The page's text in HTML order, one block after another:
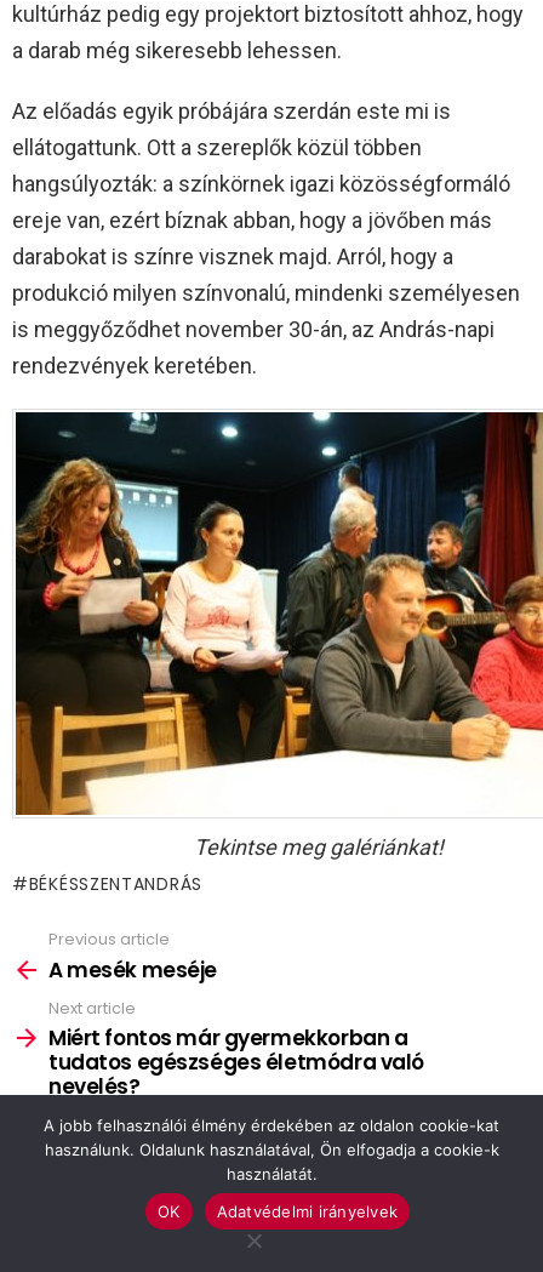
kultúrház pedig egy projektort biztosított ahhoz, hogy
a darab még sikeresebb lehessen.
Az előadás egyik próbájára szerdán este mi is
ellátogattunk. Ott a szereplők közül többen
hangsúlyozták: a színkörnek igazi közösségformáló
ereje van, ezért bíznak abban, hogy a jövőben más
darabokat is színre visznek majd. Arról, hogy a
produkció milyen színvonalú, mindenki személyesen
is meggyőződhet november 30-án, az András-napi
rendezvények keretében.
Tekintse meg galériánkat!
BÉKÉSSZENTANDRÁS
more
Previous article
A mesék meséje
Next article
Miért fontos már gyermekkorban a
tudatos egészséges életmódra való
nevelés?
VIEW COMMENTS
A jobb felhasználói élmény érdekében az oldalon cookie-kat
használunk. Oldalunk használatával, Ön elfogadja a cookie-k
használatát.
OK
Adatvédelmi irányelvek